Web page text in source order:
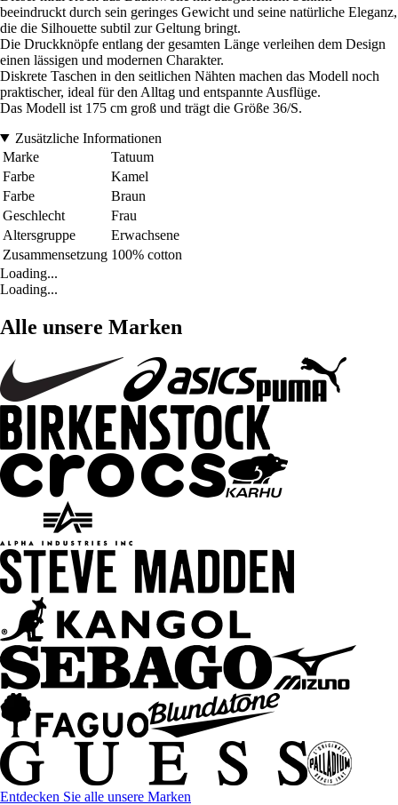
beeindruckt durch sein geringes Gewicht und seine natürliche Eleganz,
die die Silhouette subtil zur Geltung bringt.
Die Druckknöpfe entlang der gesamten Länge verleihen dem Design
einen lässigen und modernen Charakter.
Diskrete Taschen in den seitlichen Nähten machen das Modell noch
praktischer, ideal für den Alltag und entspannte Ausflüge.
Das Modell ist 175 cm groß und trägt die Größe 36/S.
Zusätzliche Informationen
Marke
Tatuum
Farbe
Kamel
Farbe
Braun
Geschlecht
Frau
Altersgruppe
Erwachsene
Zusammensetzung 100% cotton
Loading...
Loading...
Alle unsere Marken
Entdecken Sie alle unsere Marken